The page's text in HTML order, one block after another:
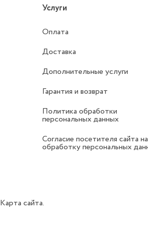
Услуги
Оплата
Доставка
Дополнительные услуги
Гарантия и возврат
Политика обработки
персональных данных
Согласие посетителя сайта на
обработку персональных
Карта сайта.